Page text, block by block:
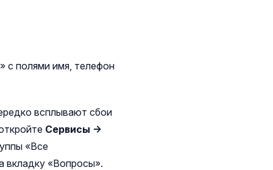
с полями имя, телефон
всплывают сбои
Сервисы →
«Все
вкладку «Вопросы».